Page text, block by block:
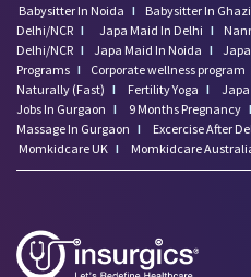
Babysitter In Noida I Babysitter In
Delhi/NCR I Japa Maid In Delhi I
Delhi/NCR I Japa Maid In Noida I
Programs I Corporate wellness program
Naturally (Fast) I Fertility Yoga I Japa
Jobs In Gurgaon I 9 Months Pregnancy I
Massage In Gurgaon I Excercise After
Momkidcare UK I Momkidcare